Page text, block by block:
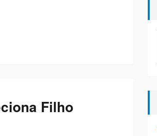
Filho